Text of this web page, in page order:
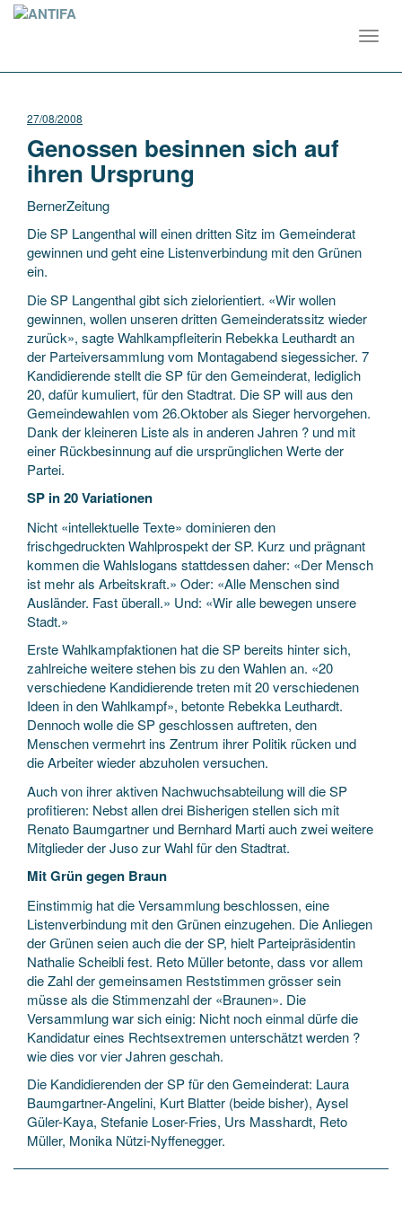
27/08/2008
Genossen besinnen sich auf
ihren Ursprung
BernerZeitung
Die SP Langenthal will einen dritten Sitz im Gemeinderat
gewinnen und geht eine Listenverbindung mit den Grünen
ein.
Die SP Langenthal gibt sich zielorientiert. «Wir wollen
gewinnen, wollen unseren dritten Gemeinderatssitz wieder
zurück», sagte Wahlkampfleiterin Rebekka Leuthardt an
der Parteiversammlung vom Montagabend siegessicher. 7
Kandidierende stellt die SP für den Gemeinderat, lediglich
20, dafür kumuliert, für den Stadtrat. Die SP will aus den
Gemeindewahlen vom 26.Oktober als Sieger hervorgehen.
Dank der kleineren Liste als in anderen Jahren ? und mit
einer Rückbesinnung auf die ursprünglichen Werte der
Partei.
SP in 20 Variationen
Nicht «intellektuelle Texte» dominieren den
frischgedruckten Wahlprospekt der SP. Kurz und prägnant
kommen die Wahlslogans stattdessen daher: «Der Mensch
ist mehr als Arbeitskraft.» Oder: «Alle Menschen sind
Ausländer. Fast überall.» Und: «Wir alle bewegen unsere
Stadt.»
Erste Wahlkampfaktionen hat die SP bereits hinter sich,
zahlreiche weitere stehen bis zu den Wahlen an. «20
verschiedene Kandidierende treten mit 20 verschiedenen
Ideen in den Wahlkampf», betonte Rebekka Leuthardt.
Dennoch wolle die SP geschlossen auftreten, den
Menschen vermehrt ins Zentrum ihrer Politik rücken und
die Arbeiter wieder abzuholen versuchen.
Auch von ihrer aktiven Nachwuchsabteilung will die SP
profitieren: Nebst allen drei Bisherigen stellen sich mit
Renato Baumgartner und Bernhard Marti auch zwei weitere
Mitglieder der Juso zur Wahl für den Stadtrat.
Mit Grün gegen Braun
Einstimmig hat die Versammlung beschlossen, eine
Listenverbindung mit den Grünen einzugehen. Die Anliegen
der Grünen seien auch die der SP, hielt Parteipräsidentin
Nathalie Scheibli fest. Reto Müller betonte, dass vor allem
die Zahl der gemeinsamen Reststimmen grösser sein
müsse als die Stimmenzahl der «Braunen». Die
Versammlung war sich einig: Nicht noch einmal dürfe die
Kandidatur eines Rechtsextremen unterschätzt werden ?
wie dies vor vier Jahren geschah.
Die Kandidierenden der SP für den Gemeinderat: Laura
Baumgartner-Angelini, Kurt Blatter (beide bisher), Aysel
Güler-Kaya, Stefanie Loser-Fries, Urs Masshardt, Reto
Müller, Monika Nützi-Nyffenegger.